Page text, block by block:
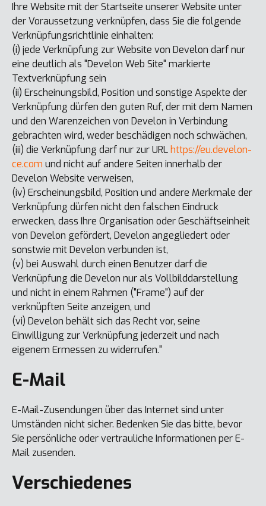
Ihre Website mit der Startseite unserer Website unter
der Voraussetzung verknüpfen, dass Sie die folgende
Verknüpfungsrichtlinie einhalten:
(i) jede Verknüpfung zur Website von Develon darf nur
eine deutlich als "Develon Web Site" markierte
Textverknüpfung sein
(ii) Erscheinungsbild, Position und sonstige Aspekte der
Verknüpfung dürfen den guten Ruf, der mit dem Namen
und den Warenzeichen von Develon in Verbindung
gebrachten wird, weder beschädigen noch schwächen,
(iii) die Verknüpfung darf nur zur URL https://eu.develon-
ce.com und nicht auf andere Seiten innerhalb der
Develon Website verweisen,
(iv) Erscheinungsbild, Position und andere Merkmale der
Verknüpfung dürfen nicht den falschen Eindruck
erwecken, dass Ihre Organisation oder Geschäftseinheit
von Develon gefördert, Develon angegliedert oder
sonstwie mit Develon verbunden ist,
(v) bei Auswahl durch einen Benutzer darf die
Verknüpfung die Develon nur als Vollbilddarstellung
und nicht in einem Rahmen ("Frame") auf der
verknüpften Seite anzeigen, und
(vi) Develon behält sich das Recht vor, seine
Einwilligung zur Verknüpfung jederzeit und nach
eigenem Ermessen zu widerrufen."
E-Mail
E-Mail-Zusendungen über das Internet sind unter
Umständen nicht sicher. Bedenken Sie das bitte, bevor
Sie persönliche oder vertrauliche Informationen per E-
Mail zusenden.
Verschiedenes